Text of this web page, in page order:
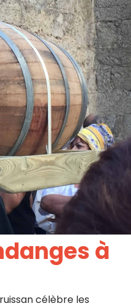
à
célèbre les